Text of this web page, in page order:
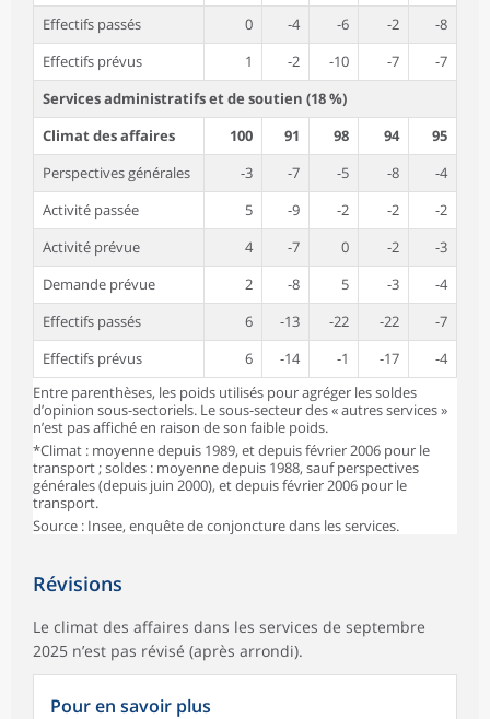
Effectifs passés
0 -4 -6 -2
-8
Effectifs prévus
1 -2 -10 -7
-7
Services administratifs et de soutien (18 %)
Climat des affaires
100 91 98 94
95
Perspectives générales
-3 -7 -5 -8
-4
Activité passée
5 -9 -2 -2
-2
Activité prévue
4 -7 0 -2
-3
Demande prévue
2 -8 5 -3
-4
Effectifs passés
6 -13 -22 -22
-7
Effectifs prévus
6 -14 -1 -17
-4
Entre parenthèses, les poids utilisés pour agréger les soldes
d’opinion sous-sectoriels. Le sous-secteur des « autres services »
n’est pas affiché en raison de son faible poids.
*Climat : moyenne depuis 1989, et depuis février 2006 pour le
transport ; soldes : moyenne depuis 1988, sauf perspectives
générales (depuis juin 2000), et depuis février 2006 pour le
transport.
Source : Insee, enquête de conjoncture dans les services.
Révisions
Le climat des affaires dans les services de septembre
2025 n’est pas révisé (après arrondi).
Pour en savoir plus